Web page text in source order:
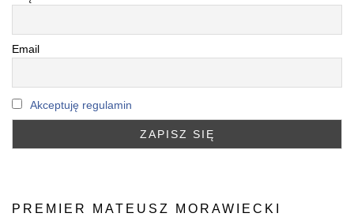
Email
Akceptuję regulamin
PREMIER MATEUSZ MORAWIECKI